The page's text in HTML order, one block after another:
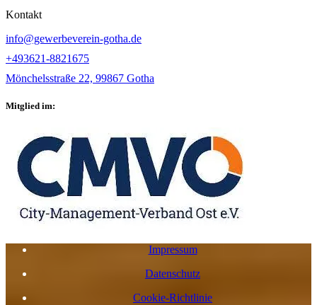
Kontakt
info@gewerbeverein-gotha.de
+493621-8821675
Mönchelsstraße 22, 99867 Gotha
Mitglied im:
Impressum
Datenschutz
Cookie-Richtlinie